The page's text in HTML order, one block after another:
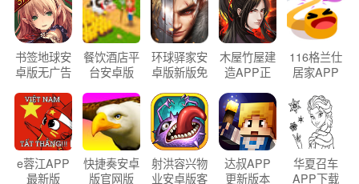
书签地球安
卓版无广告
餐饮酒店平
台安卓版
环球驿家安
卓版新版免
木屋竹屋建
造APP正
116格兰仕
居家APP
e蓉江APP
最新版
快捷奏安卓
版官网版
射洪容兴物
业安卓版客
达叔APP
更新版本
华夏召车
APP下载